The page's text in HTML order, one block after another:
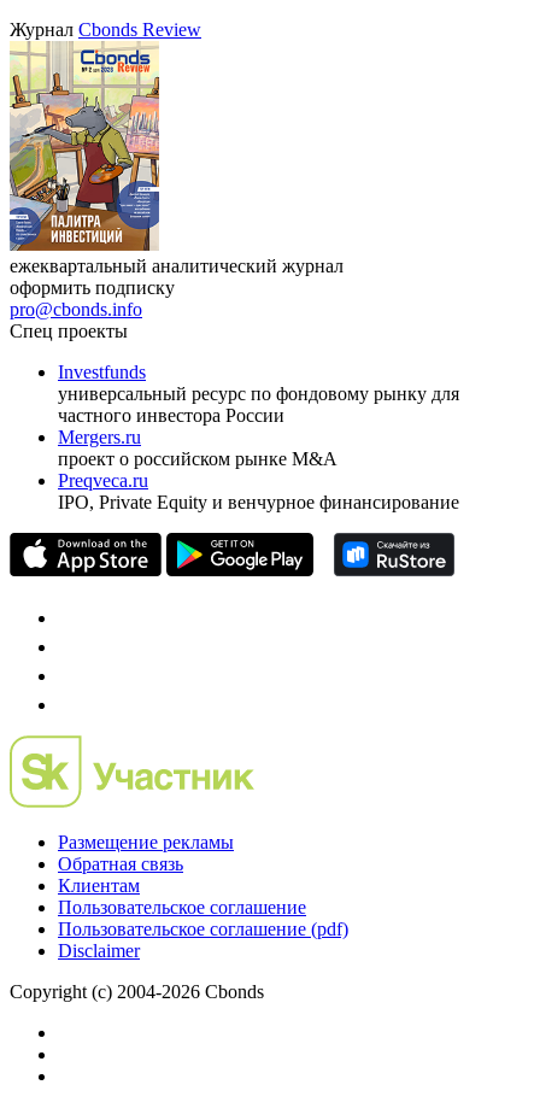
Журнал Cbonds Review
ежеквартальный аналитический журнал
оформить подписку
pro@cbonds.info
Спец проекты
Investfunds
универсальный ресурс по фондовому рынку для
частного инвестора России
Mergers.ru
проект о российском рынке M&A
Preqveca.ru
IPO, Private Equity и венчурное финансирование
Размещение рекламы
Обратная связь
Клиентам
Пользовательское соглашение
Пользовательское соглашение (pdf)
Disclaimer
Copyright (c) 2004-2026 Cbonds